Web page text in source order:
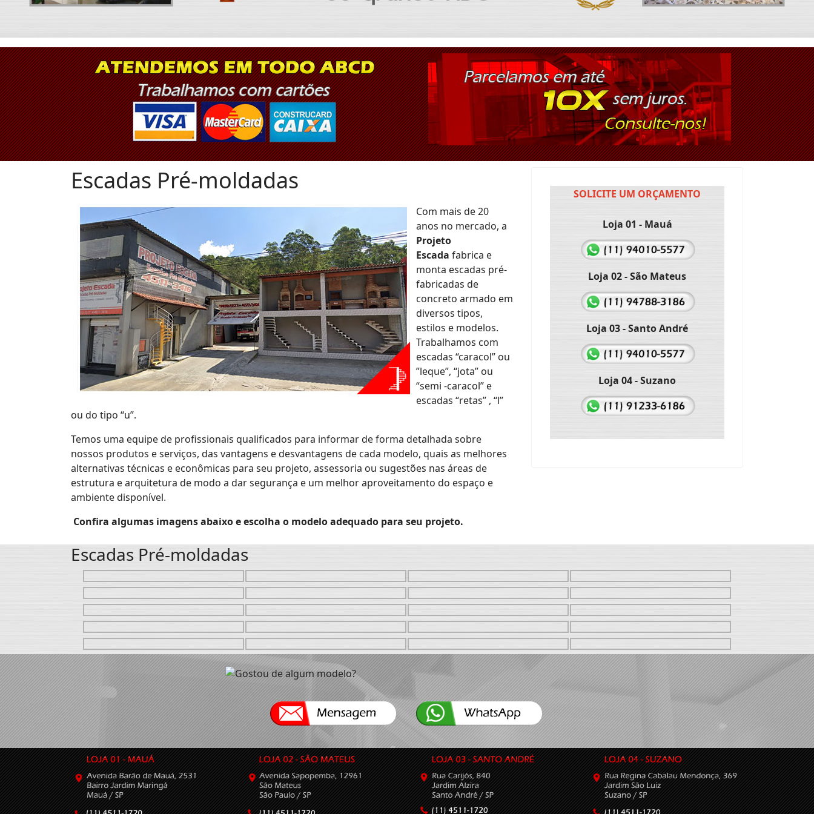
Escadas Pré-moldadas
Com mais de 20
anos no mercado, a
Projeto
Escada fabrica e
monta escadas pré-
fabricadas de
concreto armado em
diversos tipos,
estilos e modelos.
Trabalhamos com
escadas “caracol” ou
”leque”, “jota” ou
“semi -caracol” e
escadas “retas” , “l”
ou do tipo “u”.
Temos uma equipe de profissionais qualificados para informar de forma detalhada sobre
nossos produtos e serviços, das vantagens e desvantagens de cada modelo, quais as melhores
alternativas técnicas e econômicas para seu projeto, assessoria ou sugestões nas áreas de
estrutura e arquitetura de modo a dar segurança e um melhor aproveitamento do espaço e
ambiente disponível.
Confira algumas imagens abaixo e escolha o modelo adequado para seu projeto.
SOLICITE UM ORÇAMENTO
Loja 01 - Mauá
Loja 02 - São Mateus
Loja 03 - Santo André
Loja 04 - Suzano
Escadas Pré-moldadas